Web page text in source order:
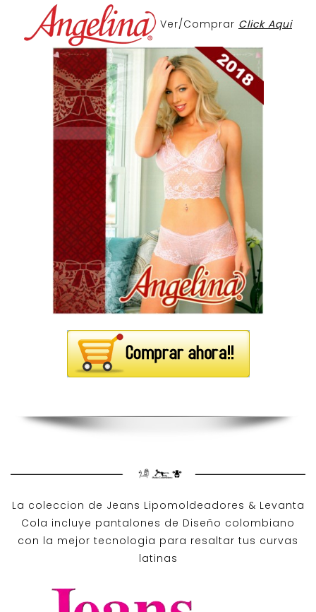
Ver/Comprar Click Aqui
La coleccion de Jeans Lipomoldeadores & Levanta
Cola incluye pantalones de Diseño colombiano
con la mejor tecnologia para resaltar tus curvas
latinas